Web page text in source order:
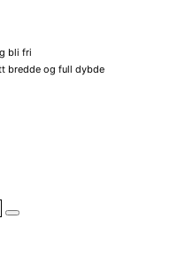
bli fri
bredde og full dybde